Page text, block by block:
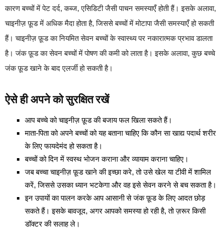
कारण बच्चों में पेट दर्द, कब्ज, एसिडिटी जैसी पाचन समस्याएँ होती हैं। इसके अलावा,
चाइनीज़ फ़ूड में अधिक मैदा होता है, जिससे बच्चों में मोटापा जैसी समस्याएँ हो सकती
हैं। चाइनीज़ फ़ूड का नियमित सेवन बच्चों के स्वास्थ्य पर नकारात्मक प्रभाव डालता
है। जंक फ़ूड का सेवन बच्चों में पोषण की कमी को लाता है। इसके अलावा, कुछ बच्चे
जंक फ़ूड खाने के बाद एलर्जी हो सकती है।
ऐसे ही अपने को सुरक्षित रखें
आप बच्चे को चाइनीज़ फ़ूड की बजाय फल खिला सकते हैं।
माता-पिता को अपने बच्चों को यह बताना चाहिए कि कौन सा खाद्य पदार्थ शरीर
के लिए फायदेमंद हो सकता है।
बच्चों को दिन में स्वस्थ भोजन कराना और व्यायाम कराना चाहिए।
जब बच्चा चाइनीज़ फ़ूड खाने की इच्छा करे, तो उसे खेल या टीवी में शामिल
करें, जिससे उसका ध्यान भटकेगा और वह इसे सेवन करने से बच सकता है।
इन उपायों का पालन करके आप आसानी से जंक फ़ूड के लिए आदत छोड़
सकते हैं। इसके बावजूद, अगर आपको समस्या हो रही है, तो ज़रूर किसी
डॉक्टर की सलाह ले।